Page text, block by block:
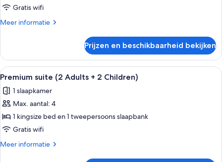
(3
Adults)
Gratis wifi
Meer informatie
Meer
suite
(3
Adults)
Prijzen en beschikbaarheid bekijken
Alle
foto's
voor
Premium
suite
(2
Adults
Een moderne slaapkamer met een
7
Premium suite (2 Adults + 2 Children)
1 slaapkamer
Max. aantal: 4
1 kingsize bed en 1 tweepersoons slaapbank
Gratis wifi
Meer informatie
Meer